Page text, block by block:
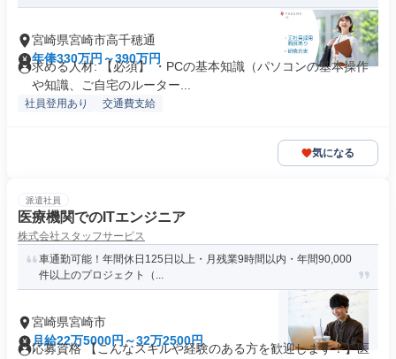
宮崎県宮崎市高千穂通
年俸330万円～390万円
求める人材: 【必須】 ・PCの基本知識（パソコンの基本操作
や知識、ご自宅のルーター...
社員登用あり 交通費支給
気になる
派遣社員
医療機関でのITエンジニア
株式会社スタッフサービス
車通勤可能！年間休日125日以上・月残業9時間以内・年間90,000
件以上のプロジェクト（...
宮崎県宮崎市
月給22万5000円～32万2500円
応募資格 【こんなスキルや経験のある方を歓迎します！】医